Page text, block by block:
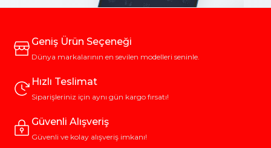
Geniş Ürün Seçeneği
Dünya markalarının en sevilen modelleri seninle.
Hızlı Teslimat
Siparişleriniz için aynı gün kargo fırsatı!
Güvenli Alışveriş
Güvenli ve kolay alışveriş imkanı!